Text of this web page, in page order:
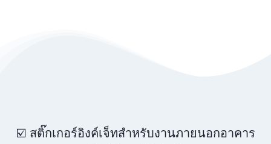
☑️ สติ๊กเกอร์อิงค์เจ็ทสำหรับงานภายนอกอาคาร